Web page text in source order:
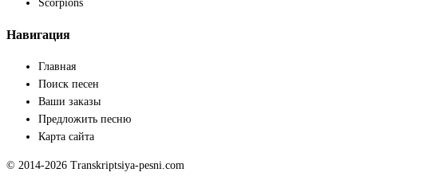
Scorpions
Навигация
Главная
Поиск песен
Ваши заказы
Предложить песню
Карта сайта
© 2014-2026 Transkriptsiya-pesni.com